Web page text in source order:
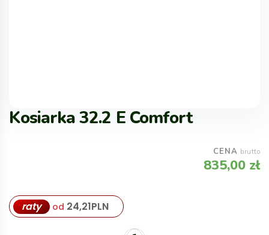
Kosiarka 32.2 E Comfort
CENA brutto
835,00 zł
raty od 24,21PLN